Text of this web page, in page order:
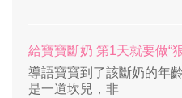
給寶寶斷奶 第1天就要做“
導語寶寶到了該斷奶的年
是一道坎兒，非